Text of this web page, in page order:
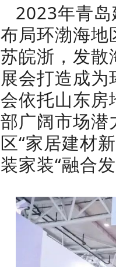
2023年青
布局环渤海地
苏皖浙，发散
展会打造成
会依托山东房
部广阔市场潜
区“家居建材
装家装“融合